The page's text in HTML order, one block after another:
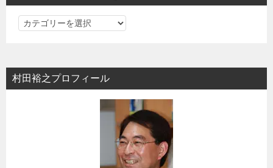
カ
リ
ー
村田裕之プロフィール